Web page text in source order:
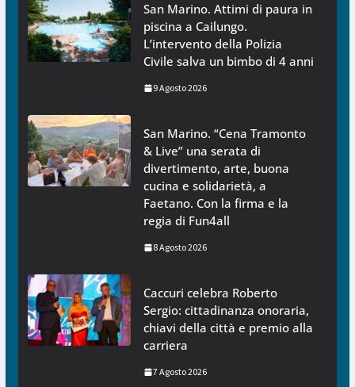
San Marino. Attimi di paura in
piscina a Cailungo.
L’intervento della Polizia
Civile salva un bimbo di 4 anni
9 Agosto 2026
San Marino. “Cena Tramonto
& Live” una serata di
divertimento, arte, buona
cucina e solidarietà, a
Faetano. Con la firma e la
regia di Fun4all
8 Agosto 2026
Caccuri celebra Roberto
Sergio: cittadinanza onoraria,
chiavi della città e premio alla
carriera
7 Agosto 2026